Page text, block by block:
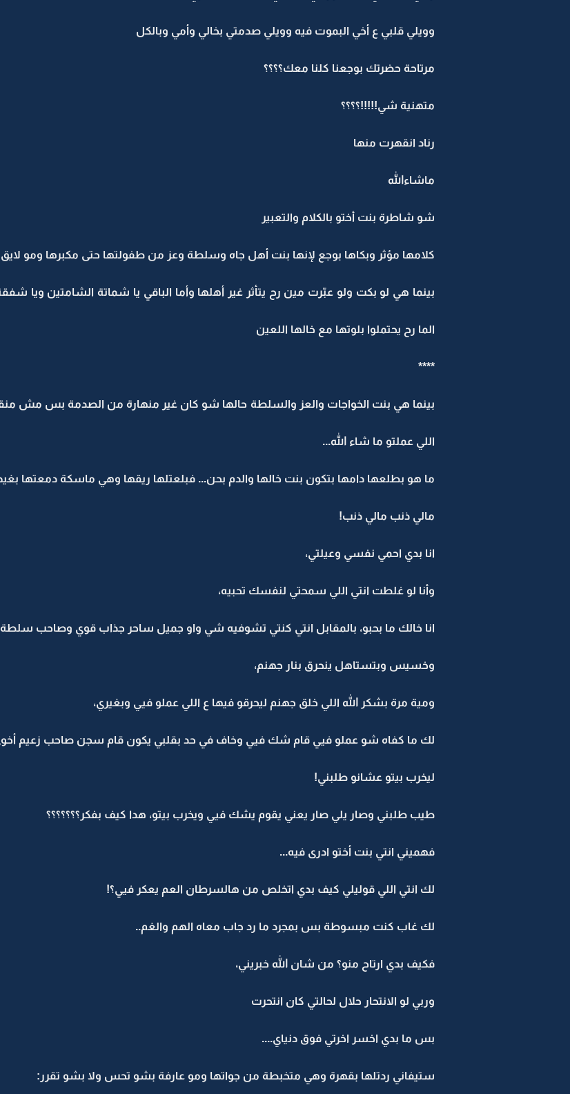
وويلي قلبي ع أخي البموت فيه وويلي صدمتي بخالي وأمي وبالكل
مرتاحة حضرتك بوجعنا كلنا معك؟؟؟؟
متهنية شي!!!!!؟؟؟؟
رناد انقهرت منها
ماشاءالله
شو شاطرة بنت أختو بالكلام والتعبير
كلامها مؤثر وبكاها بوجع لإنها بنت أهل جاه وسلطة وعز من طفولتها حتى مكبرها ومو لايق
بينما هي لو بكت ولو عبّرت مين رح يتأثر غير أهلها وأما الباقي يا شماتة الشامتين ويا
الما رح يحتملوا بلوتها مع خالها اللعين
****
بينما هي بنت الخواجات والعز والسلطة حالها شو كان غير منهارة من الصدمة بس مش
اللي عملتو ما شاء الله...
ما هو بطلعها دامها بتكون بنت خالها والدم بحن... فبلعتلها ريقها وهي ماسكة دمعتها
مالي ذنب مالي ذنب!
انا بدي احمي نفسي وعيلتي،
وأنا لو غلطت انتي اللي سمحتي لنفسك تحبيه،
انا خالك ما بحبو، بالمقابل انتي كنتي تشوفيه شي واو جميل ساحر جذاب قوي وصاحب
وخسيس وبتستاهل ينحرق بنار جهنم،
ومية مرة بشكر الله اللي خلق جهنم ليحرقو فيها ع اللي عملو فيي وبغيري،
لك ما كفاه شو عملو فيي قام شك فيي وخاف في حد بقلبي يكون قام سجن صاحب زعيم
ليخرب بيتو عشانو طلبني!
طيب طلبني وصار يلي صار يعني يقوم يشك فيي ويخرب بيتو، هدا كيف بفكر؟؟؟؟؟؟؟
فهميني انتي بنت أختو ادرى فيه...
لك انتي اللي قوليلي كيف بدي اتخلص من هالسرطان العم يعكر فيي؟!
لك غاب كنت مبسوطة بس بمجرد ما رد جاب معاه الهم والغم..
فكيف بدي ارتاح منو؟ من شان الله خبريني،
وربي لو الانتحار حلال لحالتي كان انتحرت
بس ما بدي اخسر اخرتي فوق دنياي....
ستيفاني ردتلها بقهرة وهي متخبطة من جواتها ومو عارفة بشو تحس ولا بشو تقرر: